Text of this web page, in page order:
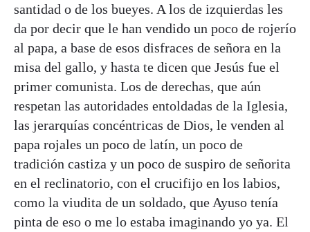
santidad o de los bueyes. A los de izquierdas les
da por decir que le han vendido un poco de rojerío
al papa, a base de esos disfraces de señora en la
misa del gallo, y hasta te dicen que Jesús fue el
primer comunista. Los de derechas, que aún
respetan las autoridades entoldadas de la Iglesia,
las jerarquías concéntricas de Dios, le venden al
papa rojales un poco de latín, un poco de
tradición castiza y un poco de suspiro de señorita
en el reclinatorio, con el crucifijo en los labios,
como la viudita de un soldado, que Ayuso tenía
pinta de eso o me lo estaba imaginando yo ya. El